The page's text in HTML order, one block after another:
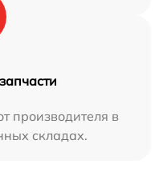
производителя в
складах.